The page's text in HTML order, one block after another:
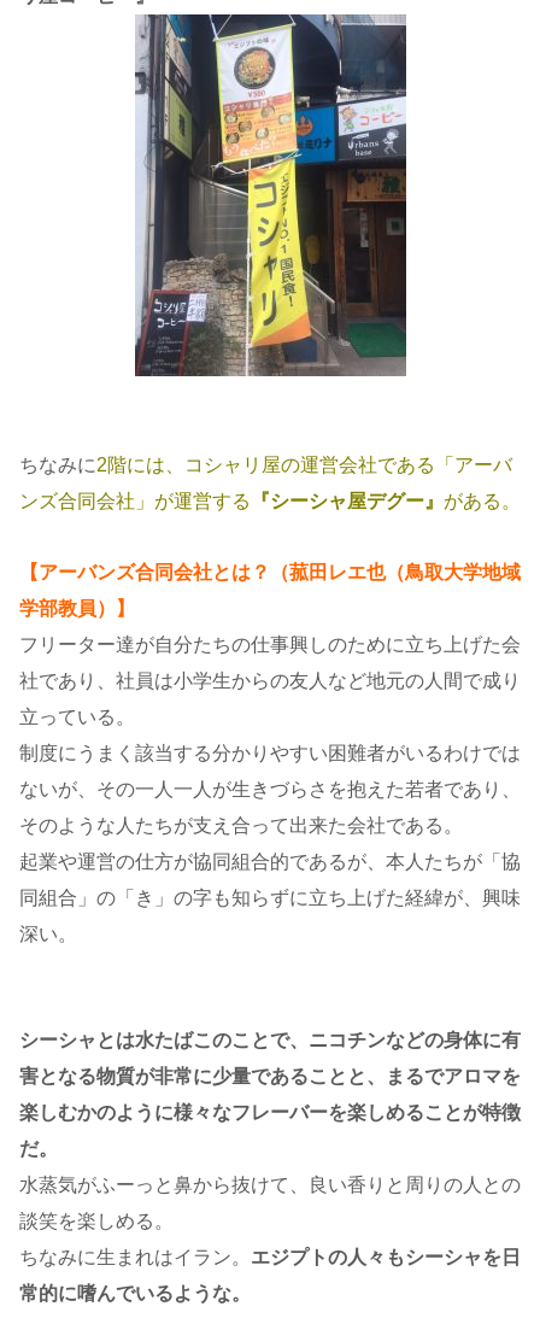
ちなみに2階には、コシャリ屋の運営会社である「アーバ
ンズ合同会社」が運営する
『シーシャ屋デグー』 がある。
【アーバンズ合同会社とは？（菰田レエ也（鳥取大学地域
学部教員）】
フリーター達が自分たちの仕事興しのために立ち上げた会
社であり、社員は小学生からの友人など地元の人間で成り
立っている。
制度にうまく該当する分かりやすい困難者がいるわけでは
ないが、その一人一人が生きづらさを抱えた若者であり、
そのような人たちが支え合って出来た会社である。
起業や運営の仕方が協同組合的であるが、本人たちが「協
同組合」の「き」の字も知らずに立ち上げた経緯が、興味
深い。
シーシャとは水たばこのことで、ニコチンなどの身体に有
害となる物質が非常に少量であることと、まるでアロマを
楽しむかのように様々なフレーバーを楽しめることが特徴
だ。
水蒸気がふーっと鼻から抜けて、良い香りと周りの人との
談笑を楽しめる。
ちなみに生まれはイラン。 エジプトの人々もシーシャを日
常的に嗜んでいるような。